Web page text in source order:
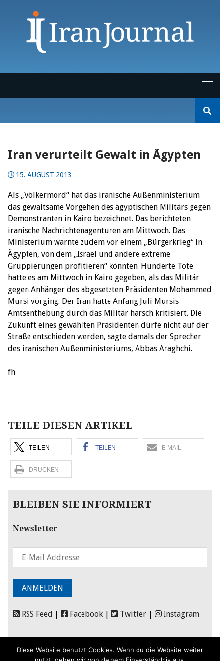
nach:
Iran verurteilt Gewalt in Ägypten
15. AUGUST 2013
Als „Völkermord“ hat das iranische Außenministerium
das gewaltsame Vorgehen des ägyptischen Militärs gegen
Demonstranten in Kairo bezeichnet. Das berichteten
iranische Nachrichtenagenturen am Mittwoch. Das
Ministerium warnte zudem vor einem „Bürgerkrieg“ in
Ägypten, von dem „Israel und andere extreme
Gruppierungen profitieren“ könnten. Hunderte Tote
hatte es am Mittwoch in Kairo gegeben, als das Militär
gegen Anhänger des abgesetzten Präsidenten Mohammed
Mursi vorging. Der Iran hatte Anfang Juli Mursis
Amtsenthebung durch das Militär harsch kritisiert. Die
Zukunft eines gewählten Präsidenten dürfe nicht auf der
Straße entschieden werden, sagte damals der Sprecher
des iranischen Außenministeriums, Abbas Araghchi.
fh
TEILE DIESEN ARTIKEL
TEILEN TEILEN E-MAIL
DRUCKEN
BLEIBEN SIE INFORMIERT
Newsletter
RSS Feed Facebook Twitter Instagram
Diese Website benutzt Cookies. Wenn du die Website weiter